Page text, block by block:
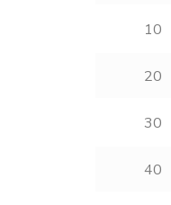
10
20
30
40